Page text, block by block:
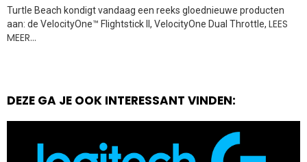
Turtle Beach kondigt vandaag een reeks gloednieuwe producten
aan: de VelocityOne™ Flightstick II, VelocityOne Dual Throttle, LEES
MEER…
DEZE GA JE OOK INTERESSANT VINDEN: